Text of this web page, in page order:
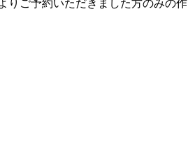
りご予約いただきました方のみの作